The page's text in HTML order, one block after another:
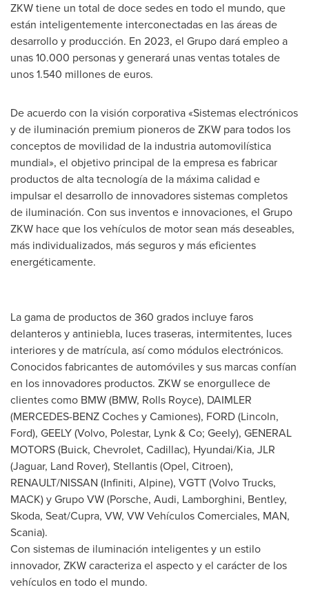
ZKW tiene un total de doce sedes en todo el mundo, que
están inteligentemente interconectadas en las áreas de
desarrollo y producción. En 2023, el Grupo dará empleo a
unas 10.000 personas y generará unas ventas totales de
unos 1.540 millones de euros.
De acuerdo con la visión corporativa «Sistemas electrónicos
y de iluminación premium pioneros de ZKW para todos los
conceptos de movilidad de la industria automovilística
mundial», el objetivo principal de la empresa es fabricar
productos de alta tecnología de la máxima calidad e
impulsar el desarrollo de innovadores sistemas completos
de iluminación. Con sus inventos e innovaciones, el Grupo
ZKW hace que los vehículos de motor sean más deseables,
más individualizados, más seguros y más eficientes
energéticamente.
La gama de productos de 360 grados incluye faros
delanteros y antiniebla, luces traseras, intermitentes, luces
interiores y de matrícula, así como módulos electrónicos.
Conocidos fabricantes de automóviles y sus marcas confían
en los innovadores productos. ZKW se enorgullece de
clientes como BMW (BMW, Rolls Royce), DAIMLER
(MERCEDES-BENZ Coches y Camiones), FORD (Lincoln,
Ford), GEELY (Volvo, Polestar, Lynk & Co; Geely), GENERAL
MOTORS (Buick, Chevrolet, Cadillac), Hyundai/Kia, JLR
(Jaguar, Land Rover), Stellantis (Opel, Citroen),
RENAULT/NISSAN (Infiniti, Alpine), VGTT (Volvo Trucks,
MACK) y Grupo VW (Porsche, Audi, Lamborghini, Bentley,
Skoda, Seat/Cupra, VW, VW Vehículos Comerciales, MAN,
Scania).
Con sistemas de iluminación inteligentes y un estilo
innovador, ZKW caracteriza el aspecto y el carácter de los
vehículos en todo el mundo.